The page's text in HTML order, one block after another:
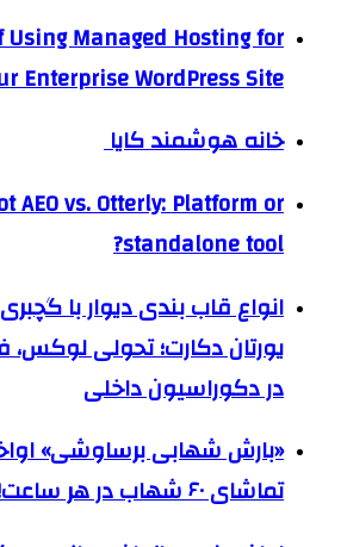
Managed Hosting for
Enterprise WordPress Site
خانه هوشمند کایا
AEO vs. Otterly: Platform or
standalone tool?
انواع قاب بندی دیوار با
یورتان دکارت؛ تحولی
در دکوراسیون داخلی
«بارش شهابی برساوشی»
تماشای ۶۰ شهاب در هر ساعت!